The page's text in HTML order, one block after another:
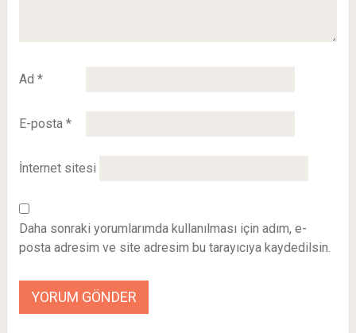
Ad *
E-posta *
İnternet sitesi
Daha sonraki yorumlarımda kullanılması için adım, e-
posta adresim ve site adresim bu tarayıcıya kaydedilsin.